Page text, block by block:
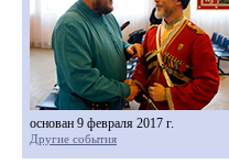
основан 9 февраля 2017 г.
Другие события